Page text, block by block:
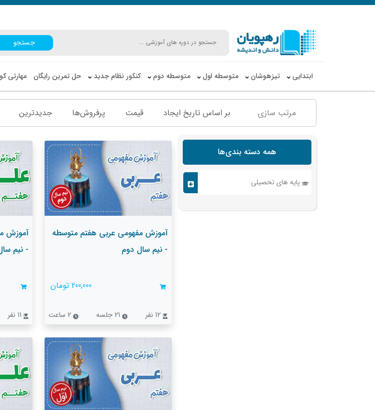
جستجو
ابتدایی تیزهوشان متوسطه اول متوسطه دوم کنکور نظام جدید حل تمرین رایگان مهارتی
مرتب سازی بر اساس تاریخ ایجاد قیمت پرفروش‌ها جدیدترین
همه دسته بندی‌ها
پایه های تحصیلی
آموزش مفهومی عربی هفتم متوسطه
- نیم سال دوم
200,000 تومان
12 نفر 2 ساعت
آموزش
- نیم
11 نفر